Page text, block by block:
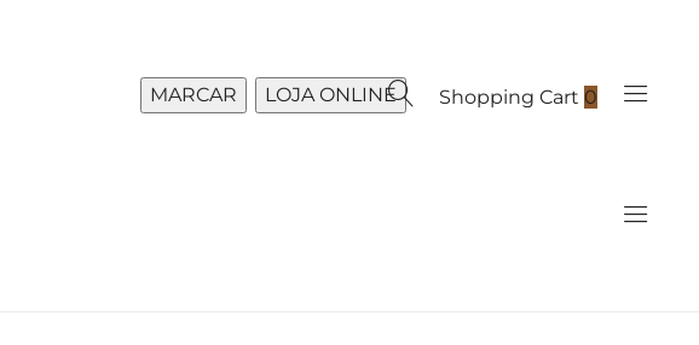
MARCAR LOJA ONLINE Shopping Cart 0